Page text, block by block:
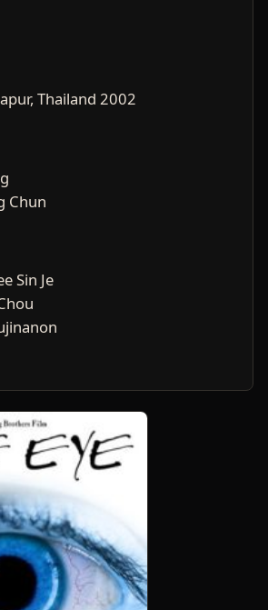
Thailand 2002
Chun
Sin Je